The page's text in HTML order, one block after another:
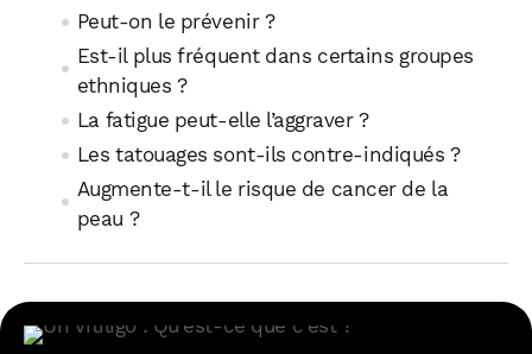
Peut-on le prévenir ?
Est-il plus fréquent dans certains groupes
ethniques ?
La fatigue peut-elle l’aggraver ?
Les tatouages sont-ils contre-indiqués ?
Augmente-t-il le risque de cancer de la
peau ?